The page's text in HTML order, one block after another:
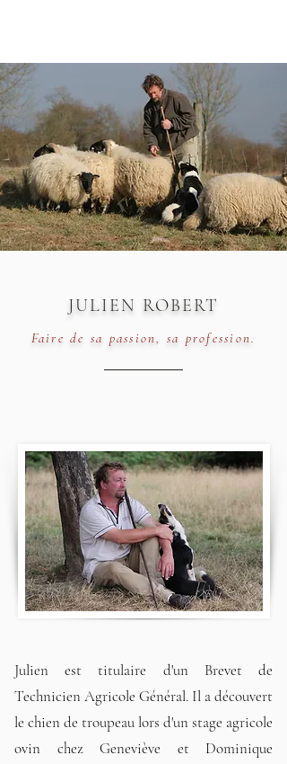
JULIEN ROBERT
Faire de sa passion, sa profession.
Julien est titulaire d'un Brevet de
Technicien Agricole Général. Il a découvert
le chien de troupeau lors d'un stage agricole
ovin chez Geneviève et Dominique